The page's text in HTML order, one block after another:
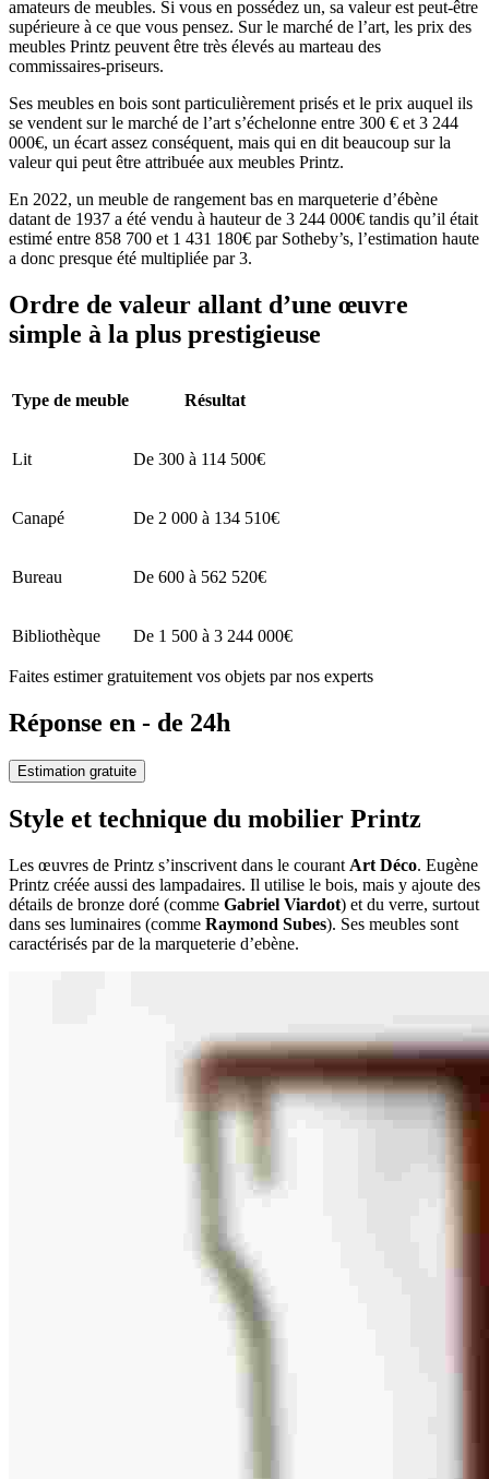
amateurs de meubles. Si vous en possédez un, sa valeur est peut-être
supérieure à ce que vous pensez. Sur le marché de l’art, les prix des
meubles Printz peuvent être très élevés au marteau des
commissaires-priseurs.
Ses meubles en bois sont particulièrement prisés et le prix auquel ils
se vendent sur le marché de l’art s’échelonne entre 300 € et 3 244
000€, un écart assez conséquent, mais qui en dit beaucoup sur la
valeur qui peut être attribuée aux meubles Printz.
En 2022, un meuble de rangement bas en marqueterie d’ébène
datant de 1937 a été vendu à hauteur de 3 244 000€ tandis qu’il était
estimé entre 858 700 et 1 431 180€ par Sotheby’s, l’estimation haute
a donc presque été multipliée par 3.
Ordre de valeur allant d’une œuvre
simple à la plus prestigieuse
Type de meuble Résultat
Lit De 300 à 114 500€
Canapé De 2 000 à 134 510€
Bureau De 600 à 562 520€
Bibliothèque De 1 500 à 3 244 000€
Faites estimer gratuitement vos objets par nos experts
Réponse en - de 24h
Estimation gratuite
Style et technique du mobilier Printz
Les œuvres de Printz s’inscrivent dans le courant Art Déco. Eugène
Printz créée aussi des lampadaires. Il utilise le bois, mais y ajoute des
détails de bronze doré (comme Gabriel Viardot) et du verre, surtout
dans ses luminaires (comme Raymond Subes). Ses meubles sont
caractérisés par de la marqueterie d’ebène.